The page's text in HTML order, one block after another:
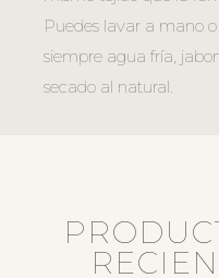
Puedes lavar a mano o
siempre agua fría,
secado al natural.